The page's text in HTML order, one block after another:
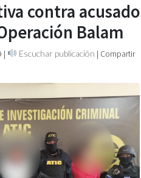
contra
Balam
| Escuchar publicación | Compartir